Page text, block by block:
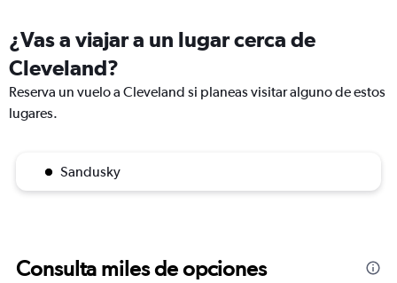
¿Vas a viajar a un lugar cerca de
Cleveland?
Reserva un vuelo a Cleveland si planeas visitar alguno de estos
lugares.
Sandusky
Consulta miles de opciones